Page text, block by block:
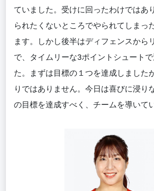
ていました。受けに回ったわけではあ
られたくないところでやられてしまっ
ます。しかし後半はディフェンスから
で、タイムリーな3ポイントシュート
た。まずは目標の１つを達成しました
りではありません。今日は喜びに浸り
の目標を達成すべく、チームを導いて